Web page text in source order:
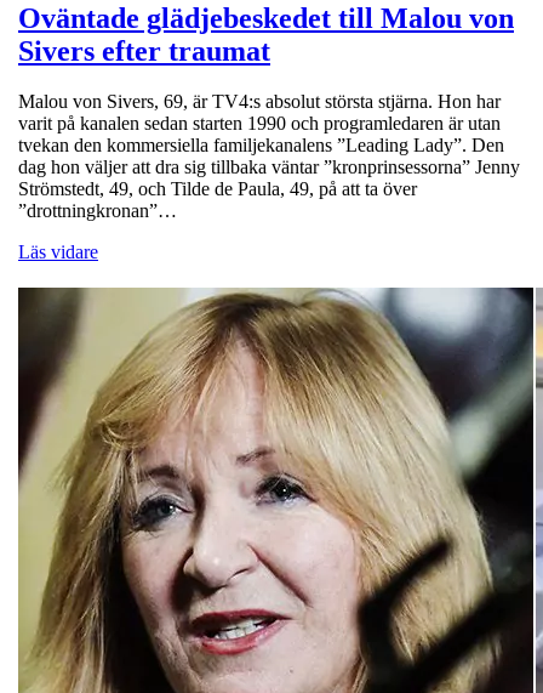
Oväntade glädjebeskedet till Malou von
Sivers efter traumat
Malou von Sivers, 69, är TV4:s absolut största stjärna. Hon har
varit på kanalen sedan starten 1990 och programledaren är utan
tvekan den kommersiella familjekanalens ”Leading Lady”. Den
dag hon väljer att dra sig tillbaka väntar ”kronprinsessorna” Jenny
Strömstedt, 49, och Tilde de Paula, 49, på att ta över
”drottningkronan”…
Läs vidare